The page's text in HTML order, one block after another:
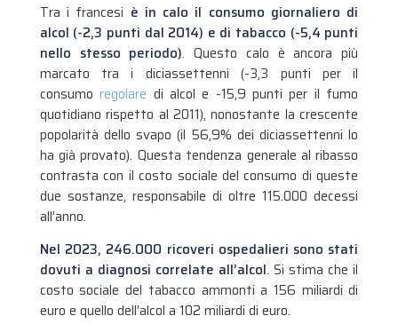
Tra i francesi è in calo il consumo giornaliero di
alcol (-2,3 punti dal 2014) e di tabacco (-5,4 punti
nello stesso periodo). Questo calo è ancora più
marcato tra i diciassettenni (-3,3 punti per il
consumoregolare di alcol e -15,9 punti per il fumo
quotidiano rispetto al 2011), nonostante la crescente
popolarità dello svapo (il 56,9% dei diciassettenni lo
ha già provato). Questa tendenza generale al ribasso
contrasta con il costo sociale del consumo di queste
due sostanze, responsabile di oltre 115.000 decessi
all’anno.
Nel 2023, 246.000 ricoveri ospedalieri sono stati
dovuti a diagnosi correlate all’alcol. Si stima che il
costo sociale del tabacco ammonti a 156 miliardi di
euro e quello dell’alcol a 102 miliardi di euro.